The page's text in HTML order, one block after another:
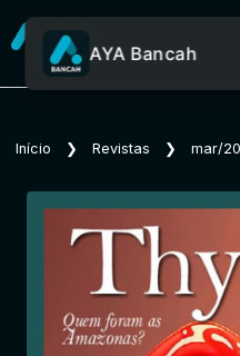
AYA Bancah
Início ❯ Revistas ❯ mar/